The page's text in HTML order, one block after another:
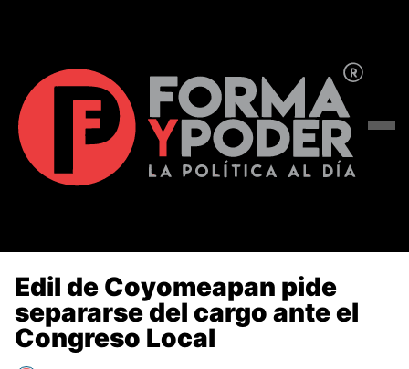
Edil de Coyomeapan pide
separarse del cargo ante el
Congreso Local